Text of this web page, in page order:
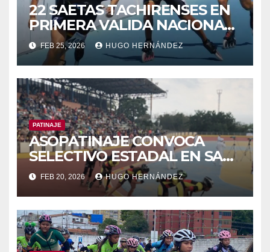
22 SAETAS TACHIRENSES EN
PRIMERA VALIDA NACIONAL
DE PATINAJE
FEB 25, 2026 HUGO HERNÁNDEZ
PATINAJE
ASOPATINAJE CONVOCA
SELECTIVO ESTADAL EN SAN
ANTONIO
FEB 20, 2026 HUGO HERNÁNDEZ